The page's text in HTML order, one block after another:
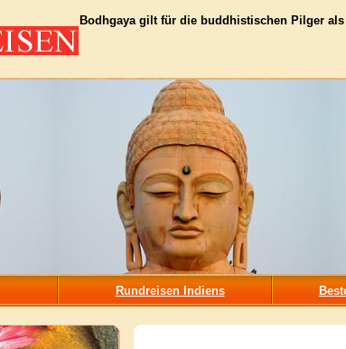
Bodhgaya gilt für die buddhistischen Pilger
Rundreisen Indiens